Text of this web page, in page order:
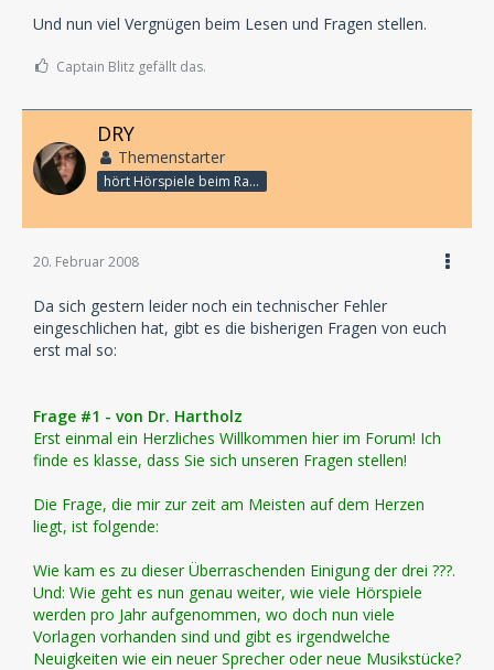
Und nun viel Vergnügen beim Lesen und Fragen stellen.
Captain Blitz gefällt das.
DRY
Themenstarter
hört Hörspiele beim Rasenmähen
20. Februar 2008
Da sich gestern leider noch ein technischer Fehler
eingeschlichen hat, gibt es die bisherigen Fragen von euch
erst mal so:
Frage #1 - von Dr. Hartholz
Erst einmal ein Herzliches Willkommen hier im Forum! Ich
finde es klasse, dass Sie sich unseren Fragen stellen!
Die Frage, die mir zur zeit am Meisten auf dem Herzen
liegt, ist folgende:
Wie kam es zu dieser Überraschenden Einigung der drei ???.
Und: Wie geht es nun genau weiter, wie viele Hörspiele
werden pro Jahr aufgenommen, wo doch nun viele
Vorlagen vorhanden sind und gibt es irgendwelche
Neuigkeiten wie ein neuer Sprecher oder neue Musikstücke?